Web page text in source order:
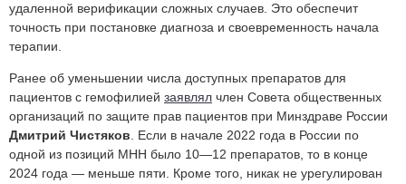
удаленной верификации сложных случаев. Это обеспечит
точность при постановке диагноза и своевременность начала
терапии.
Ранее об уменьшении числа доступных препаратов для
пациентов с гемофилией заявлял член Совета общественных
организаций по защите прав пациентов при Минздраве России
Дмитрий Чистяков . Если в начале 2022 года в России по
одной из позиций МНН было 10—12 препаратов, то в конце
2024 года — меньше пяти. Кроме того, никак не урегулирован